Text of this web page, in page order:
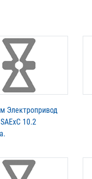
Электропривод
10.2